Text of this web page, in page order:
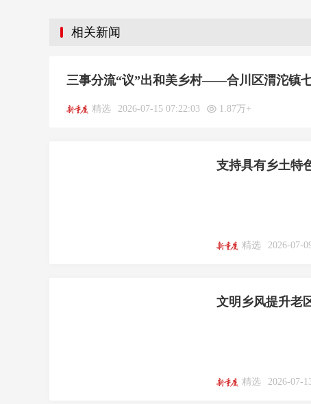
相关新闻
三事分流“议”出和美乡村——合川区渭沱镇
精选 2026-07-15 07:22:03 1.87万+
支持具有乡土特
精选 2026-07-
文明乡风提升老
精选 2026-07-